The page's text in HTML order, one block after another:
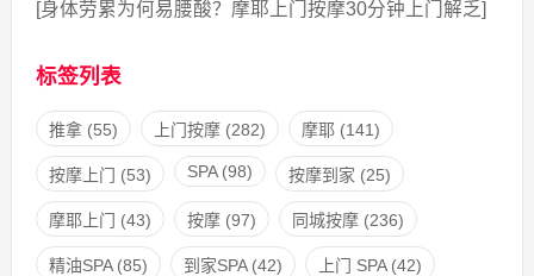
[身体劳累为何易腰酸？摩耶上门按摩30分钟上门解乏]
标签列表
推拿(55) 上门按摩(282) 摩耶(141)
按摩上门 (53) SPA(98) 按摩到家 (25)
摩耶上门 (43) 按摩(97) 同城按摩(236)
精油SPA(85) 到家SPA(42) 上门 SPA(42)